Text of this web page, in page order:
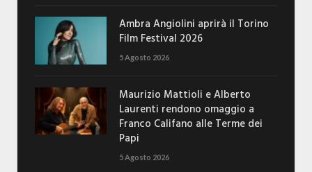
Ambra Angiolini aprirà il Torino
Film Festival 2026
5 Agosto 2026
Maurizio Mattioli e Alberto
Laurenti rendono omaggio a
Franco Califano alle Terme dei
Papi
5 Agosto 2026